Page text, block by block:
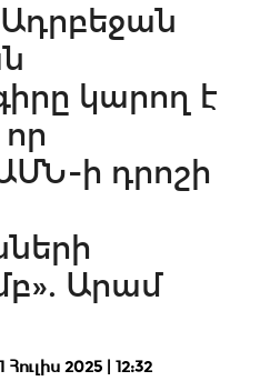
կարող է
ի դրոշի
Արամ
Հուլիս 2025 | 12:32